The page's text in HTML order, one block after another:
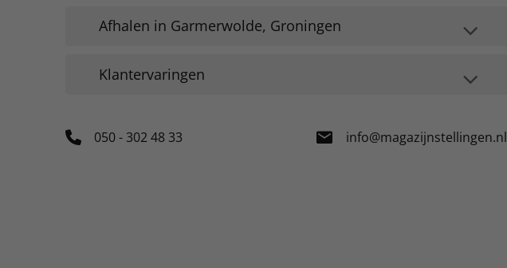
Afhalen in Garmerwolde, Groningen
Klantervaringen
050 - 302 48 33 info@magazijnstellingen.nl